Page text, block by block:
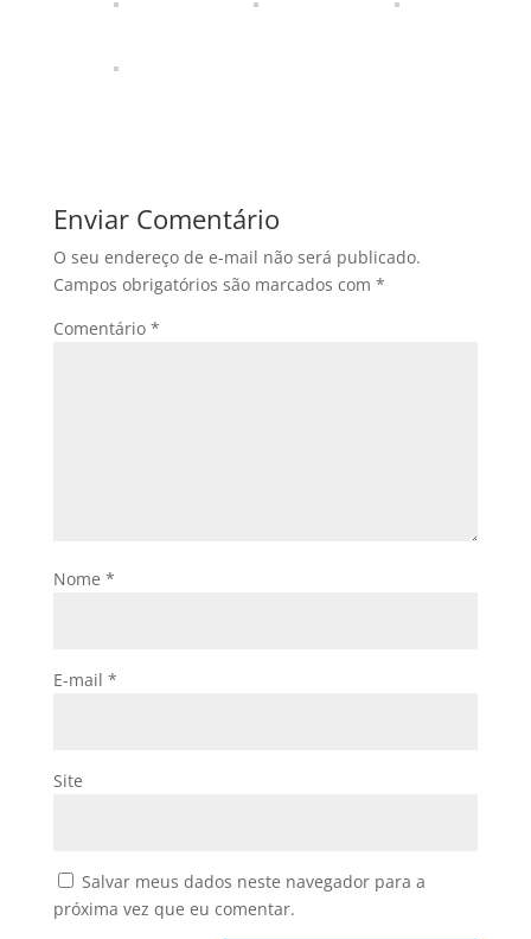
Enviar Comentário
O seu endereço de e-mail não será publicado.
Campos obrigatórios são marcados com *
Comentário *
Nome *
E-mail *
Site
Salvar meus dados neste navegador para a
próxima vez que eu comentar.